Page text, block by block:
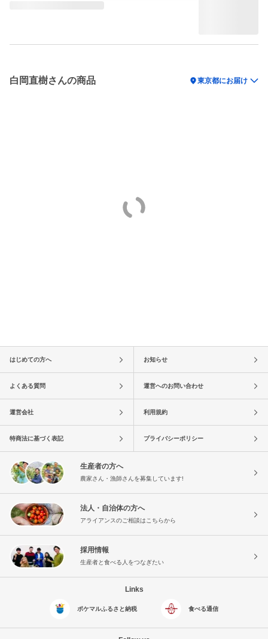
白岡直樹さんの商品 location_on東京都にお届け
はじめての方へ お知らせ
よくある質問 運営へのお問い合わせ
運営会社 利用規約
特商法に基づく表記 プライバシーポリシー
生産者の方へ
農家さん・漁師さんを募集しています!
法人・自治体の方へ
アライアンスのご相談はこちらから
採用情報
生産者と食べる人をつなぎたい
Links
ポケマルふるさと納税 食べる通信